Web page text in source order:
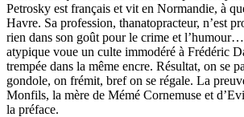
Petrosky est français et vit en Normandie, à
Havre. Sa profession, thanatopracteur, n’est
rien dans son goût pour le crime et
atypique voue un culte immodéré à Frédéric
trempée dans la même encre. Résultat, on se
gondole, on frémit, bref on se régale. La
Monfils, la mère de Mémé Cornemuse et
la préface.